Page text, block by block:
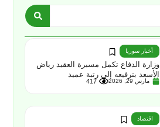
أخبار سوريا
وزارة الدفاع تكمل مسيرة العقيد رياض
الأسعد بترفيعه إلى رتبة عميد
مارس 29, 2026 417
اقتصاد